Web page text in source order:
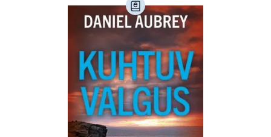
Maamajandus (24)
Majandus (34)
Perioodika (15)
Psühholoogia (184)
Rahandus (47)
Religioon (107)
Siseturvalisus (34)
Sport (52)
Tehnika (6)